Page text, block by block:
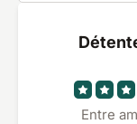
Entre